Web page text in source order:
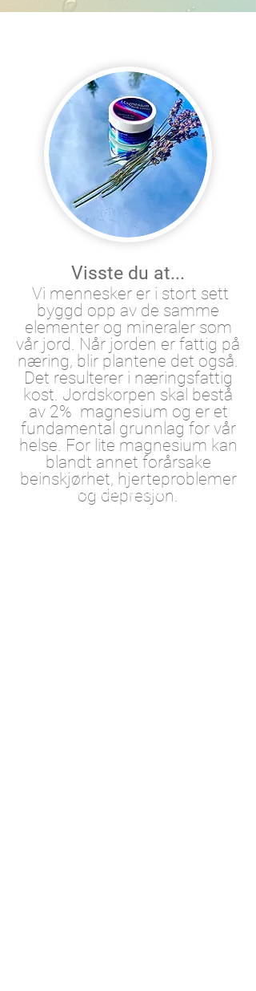
Visste du at...
Vi mennesker er i stort sett
byggd opp av de samme
elementer og mineraler som
vår jord. Når jorden er fattig på
næring, blir plantene det også.
Det resulterer i næringsfattig
kost. Jordskorpen skal bestå
av 2% magnesium og er et
fundamental grunnlag for vår
helse. For lite magnesium kan
blandt annet forårsake
beinskjørhet, hjerteproblemer
og depresjon.
Leasolaris Aroma skal være den